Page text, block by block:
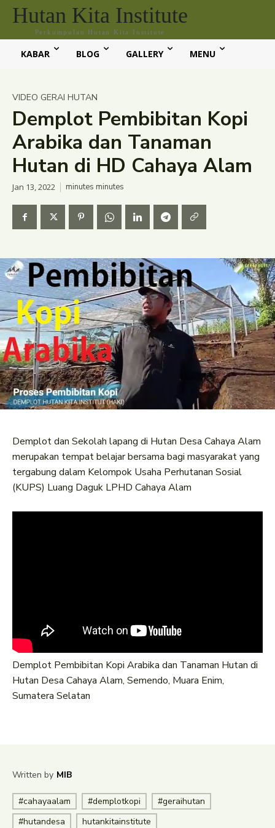
Hutan Kita Institute
Perkumpulan Hutan Kita Institute
KABAR BLOG GALLERY MENU
VIDEO GERAI HUTAN
Demplot Pembibitan Kopi
Arabika dan Tanaman
Hutan di HD Cahaya Alam
Jan 13, 2022 minutes minutes
Demplot dan Sekolah lapang di Hutan Desa Cahaya Alam
merupakan tempat belajar bersama bagi masyarakat yang
tergabung dalam Kelompok Usaha Perhutanan Sosial
(KUPS) Luang Daguk LPHD Cahaya Alam
Demplot Pembibitan Kopi Arabika dan Tanaman Hutan di
Hutan Desa Cahaya Alam, Semendo, Muara Enim,
Sumatera Selatan
Written by MIB
#cahayaalam #demplotkopi
#geraihutan
#hutandesa
hutankitainstitute